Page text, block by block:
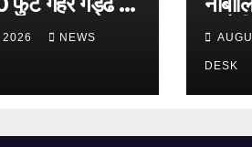
2026 NEWS
था
DESK